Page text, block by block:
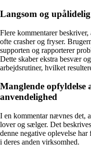
Langsom og
Flere kommentarer
ofte crasher og fryser.
supporten og rapporterer
Dette skaber ekstra besvær
arbejdsrutiner, hvilket
Manglende opfyldelse
anvendelighed
I en kommentar nævnes det,
lover og sælger. Det
denne negative oplevelse
i deres anden virksomhed.